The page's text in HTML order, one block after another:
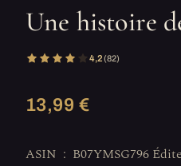
Une histoire
4,2(82)
13,99 €
ASIN ‏ : ‎ B07YMSG796 Éditeur ‏ : ‎ Robert Laffont (31